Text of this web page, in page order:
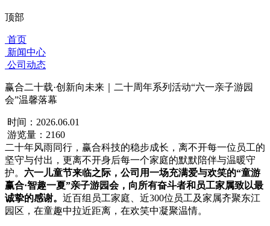
顶部
首页
新闻中心
公司动态
赢合二十载·创新向未来｜二十周年系列活动“六一亲子游园
会”温馨落幕
时间：2026.06.01
游览量：2160
二十年风雨同行，赢合科技的稳步成长，离不开每一位员工的
坚守与付出，更离不开身后每一个家庭的默默陪伴与温暖守
护。 六一儿童节来临之际，公司用一场充满爱与欢笑的“童游
赢合·智趣一夏”亲子游园会，向所有奋斗者和员工家属致以最
诚挚的感谢。 近百组员工家庭、近300位员工及家属齐聚东江
园区，在童趣中拉近距离，在欢笑中凝聚温情。